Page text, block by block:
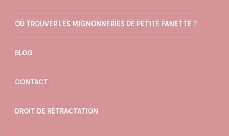
OÙ TROUVER LES MIGNONNERIES DE PETITE FANETTE ?
BLOG
CONTACT
DROIT DE RÉTRACTATION